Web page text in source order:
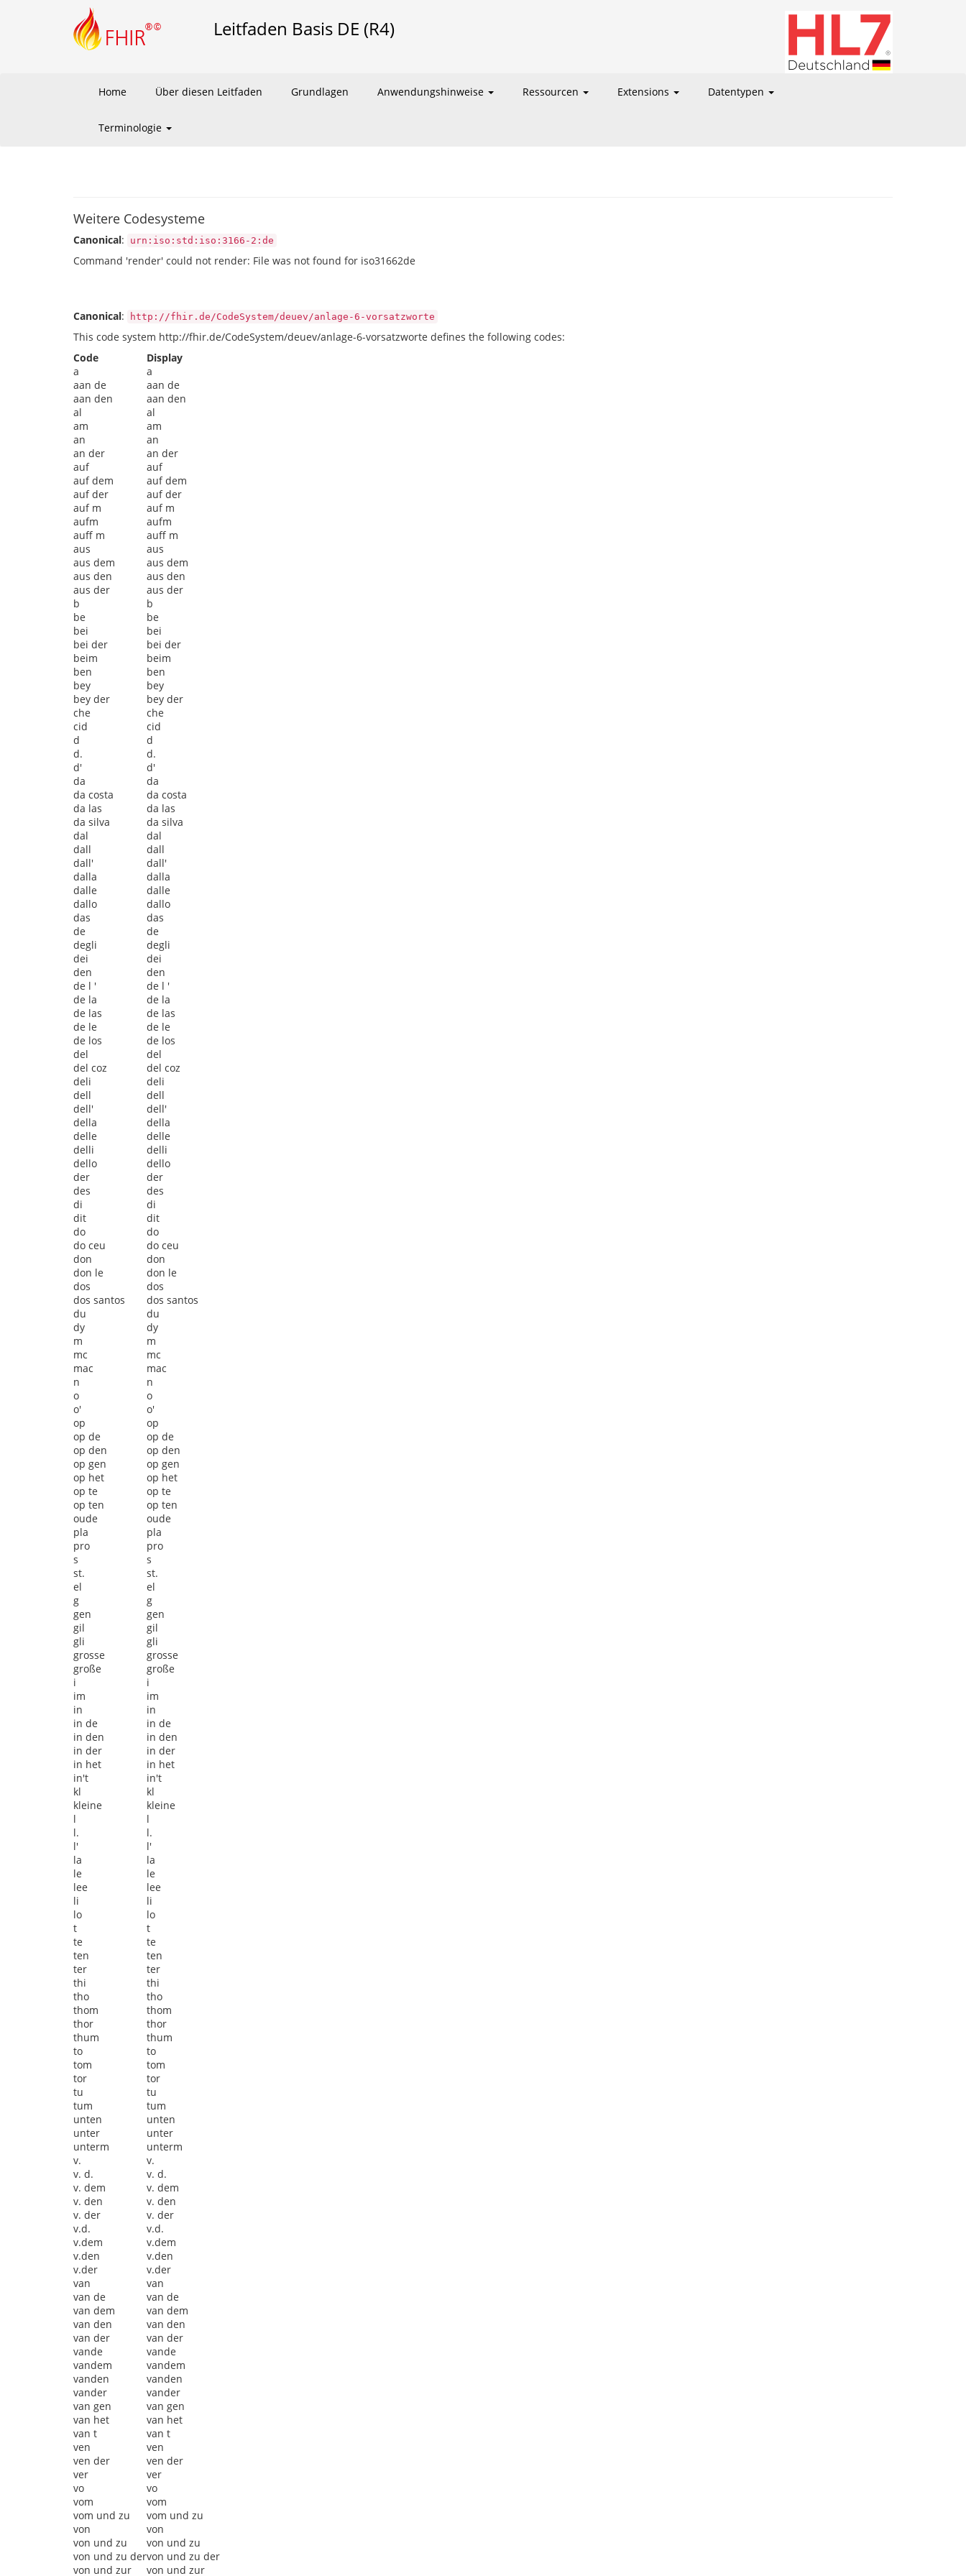
Leitfaden Basis DE (R4)
Home Über diesen Leitfaden Grundlagen Anwendungshinweise Ressourcen Extensions Datentypen
Terminologie
Weitere Codesysteme
Canonical: urn:iso:std:iso:3166-2:de
Command 'render' could not render: File was not found for iso31662de
Canonical: http://fhir.de/CodeSystem/deuev/anlage-6-vorsatzworte
This code system http://fhir.de/CodeSystem/deuev/anlage-6-vorsatzworte defines the following codes:
Code
Display
a
a
aan de
aan de
aan den
aan den
al
al
am
am
an
an
an der
an der
auf
auf
auf dem
auf dem
auf der
auf der
auf m
auf m
aufm
aufm
auff m
auff m
aus
aus
aus dem
aus dem
aus den
aus den
aus der
aus der
b
b
be
be
bei
bei
bei der
bei der
beim
beim
ben
ben
bey
bey
bey der
bey der
che
che
cid
cid
d
d
d.
d.
d'
d'
da
da
da costa
da costa
da las
da las
da silva
da silva
dal
dal
dall
dall
dall'
dall'
dalla
dalla
dalle
dalle
dallo
dallo
das
das
de
de
degli
degli
dei
dei
den
den
de l '
de l '
de la
de la
de las
de las
de le
de le
de los
de los
del
del
del coz
del coz
deli
deli
dell
dell
dell'
dell'
della
della
delle
delle
delli
delli
dello
dello
der
der
des
des
di
di
dit
dit
do
do
do ceu
do ceu
don
don
don le
don le
dos
dos
dos santos
dos santos
du
du
dy
dy
m
m
mc
mc
mac
mac
n
n
o
o
o'
o'
op
op
op de
op de
op den
op den
op gen
op gen
op het
op het
op te
op te
op ten
op ten
oude
oude
pla
pla
pro
pro
s
s
st.
st.
el
el
g
g
gen
gen
gil
gil
gli
gli
grosse
grosse
große
große
i
i
im
im
in
in
in de
in de
in den
in den
in der
in der
in het
in het
in't
in't
kl
kl
kleine
kleine
l
l
l.
l.
l'
l'
la
la
le
le
lee
lee
li
li
lo
lo
t
t
te
te
ten
ten
ter
ter
thi
thi
tho
tho
thom
thom
thor
thor
thum
thum
to
to
tom
tom
tor
tor
tu
tu
tum
tum
unten
unten
unter
unter
unterm
unterm
v.
v.
v. d.
v. d.
v. dem
v. dem
v. den
v. den
v. der
v. der
v.d.
v.d.
v.dem
v.dem
v.den
v.den
v.der
v.der
van
van
van de
van de
van dem
van dem
van den
van den
van der
van der
vande
vande
vandem
vandem
vanden
vanden
vander
vander
van gen
van gen
van het
van het
van t
van t
ven
ven
ven der
ven der
ver
ver
vo
vo
vom
vom
vom und zu
vom und zu
von
von
von und zu
von und zu
von und zu dervon und zu der
von und zur
von und zur